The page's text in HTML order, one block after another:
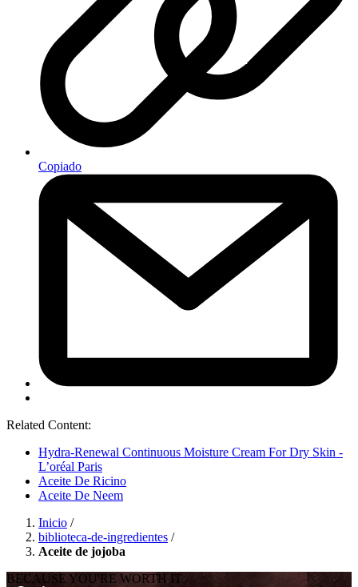
Copiado
Related Content:
Hydra-Renewal Continuous Moisture Cream For Dry Skin -
L’oréal Paris
Aceite De Ricino
Aceite De Neem
Inicio /
biblioteca-de-ingredientes /
Aceite de jojoba
BECAUSE YOU'RE WORTH IT